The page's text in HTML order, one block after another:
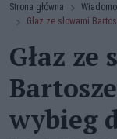
Strona główna
Głaz ze słowami
Głaz ze
wybieg